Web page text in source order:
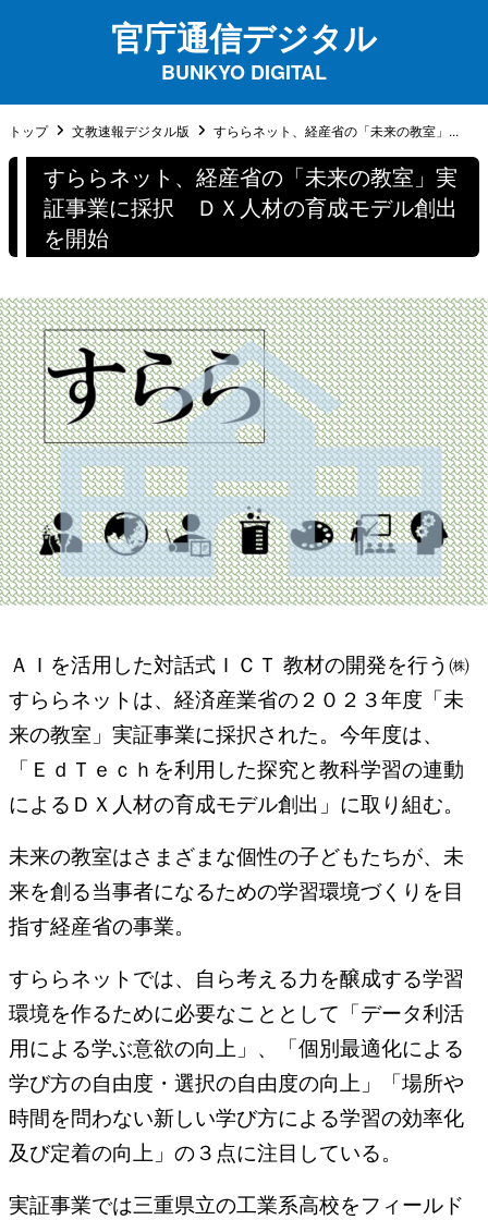
官庁通信デジタル
BUNKYO DIGITAL
トップ 文教速報デジタル版 すららネット、経産省の「未来の教室」...
すららネット、経産省の「未来の教室」実
証事業に採択 ＤＸ人材の育成モデル創出
を開始
ＡＩを活用した対話式ＩＣＴ 教材の開発を行う㈱
すららネットは、経済産業省の２０２３年度「未
来の教室」実証事業に採択された。今年度は、
「ＥｄＴｅｃｈを利用した探究と教科学習の連動
によるＤＸ人材の育成モデル創出」に取り組む。
未来の教室はさまざまな個性の子どもたちが、未
来を創る当事者になるための学習環境づくりを目
指す経産省の事業。
すららネットでは、自ら考える力を醸成する学習
環境を作るために必要なこととして「データ利活
用による学ぶ意欲の向上」、「個別最適化による
学び方の自由度・選択の自由度の向上」「場所や
時間を問わない新しい学び方による学習の効率化
及び定着の向上」の３点に注目している。
実証事業では三重県立の工業系高校をフィールド